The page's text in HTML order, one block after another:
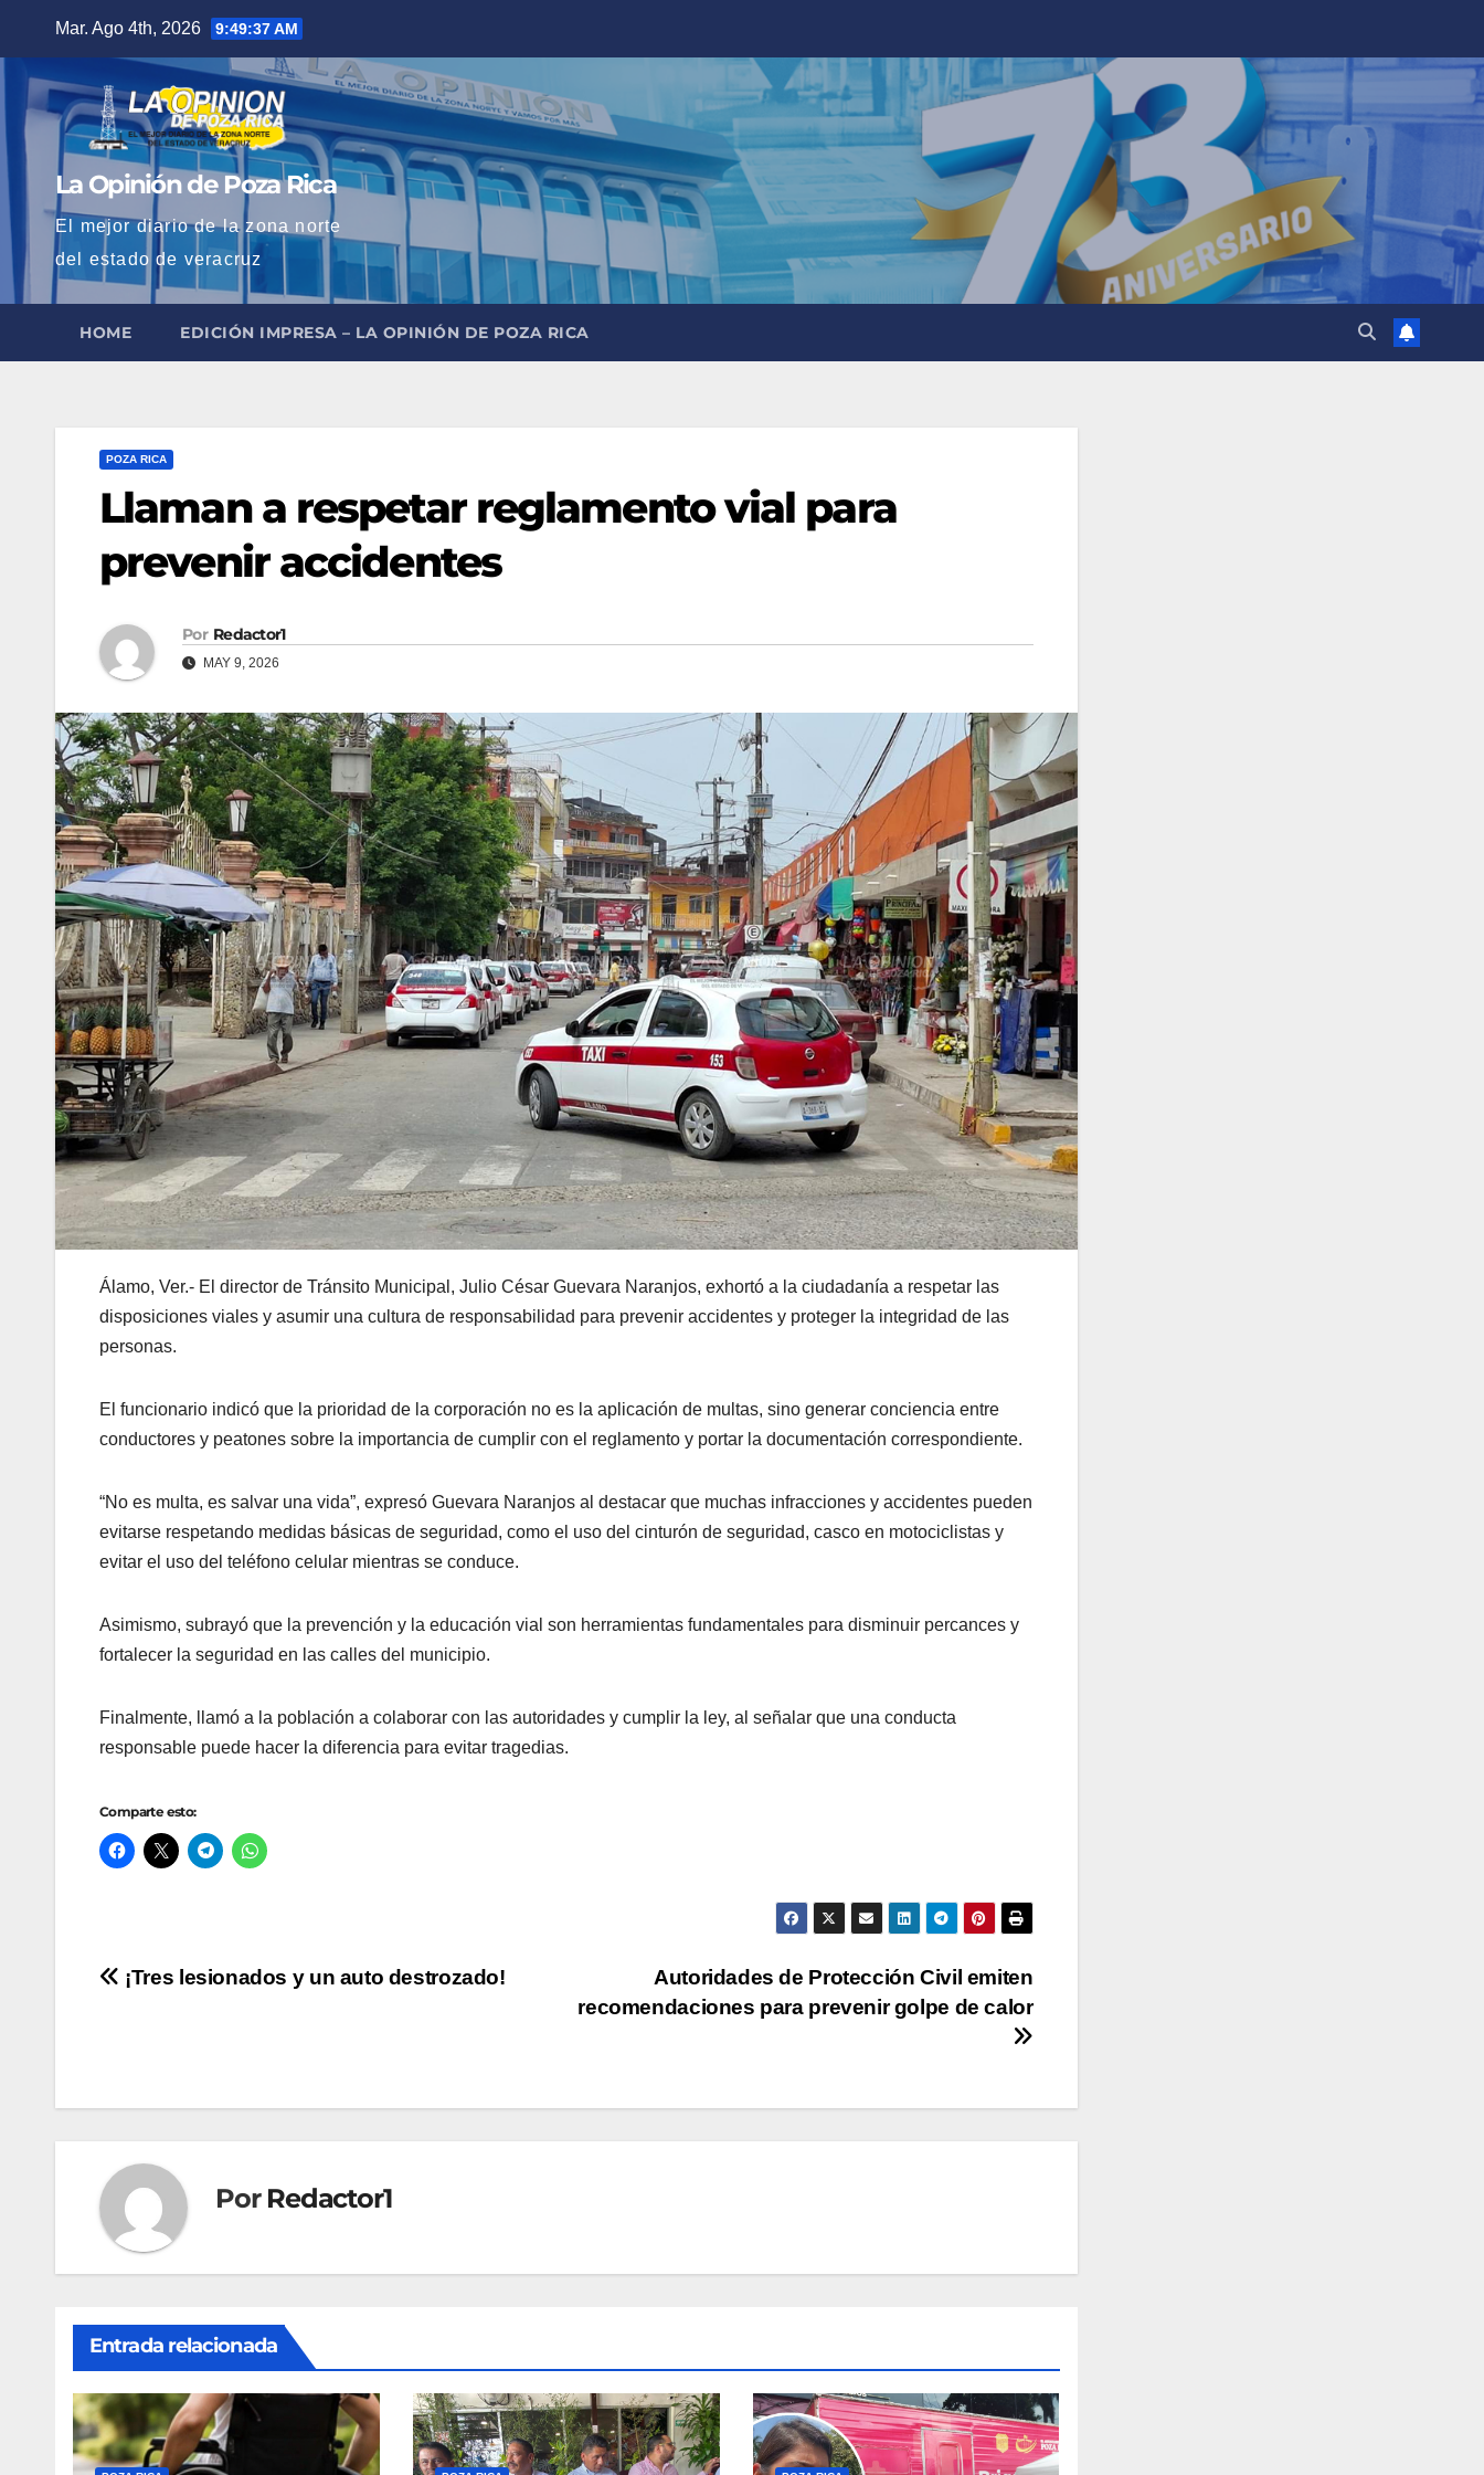
contenido
Mar. Ago 4th, 2026 9:49:38 AM
La Opinión de Poza Rica
El mejor diario de la zona norte
del estado de veracruz
HOME EDICIÓN IMPRESA – LA OPINIÓN DE POZA RICA
POZA RICA
Llaman a respetar reglamento vial para
prevenir accidentes
Por Redactor1
MAY 9, 2026
Álamo, Ver.- El director de Tránsito Municipal, Julio César Guevara Naranjos, exhortó a la ciudadanía a respetar las
disposiciones viales y asumir una cultura de responsabilidad para prevenir accidentes y proteger la integridad de las
personas.
El funcionario indicó que la prioridad de la corporación no es la aplicación de multas, sino generar conciencia entre
conductores y peatones sobre la importancia de cumplir con el reglamento y portar la documentación correspondiente.
“No es multa, es salvar una vida”, expresó Guevara Naranjos al destacar que muchas infracciones y accidentes pueden
evitarse respetando medidas básicas de seguridad, como el uso del cinturón de seguridad, casco en motociclistas y
evitar el uso del teléfono celular mientras se conduce.
Asimismo, subrayó que la prevención y la educación vial son herramientas fundamentales para disminuir percances y
fortalecer la seguridad en las calles del municipio.
Finalmente, llamó a la población a colaborar con las autoridades y cumplir la ley, al señalar que una conducta
responsable puede hacer la diferencia para evitar tragedias.
Comparte esto:
Navegación
Autoridades de Protección Civil emiten
recomendaciones para prevenir golpe de calor
¡Tres lesionados y un auto destrozado!
Por Redactor1
Entrada relacionada